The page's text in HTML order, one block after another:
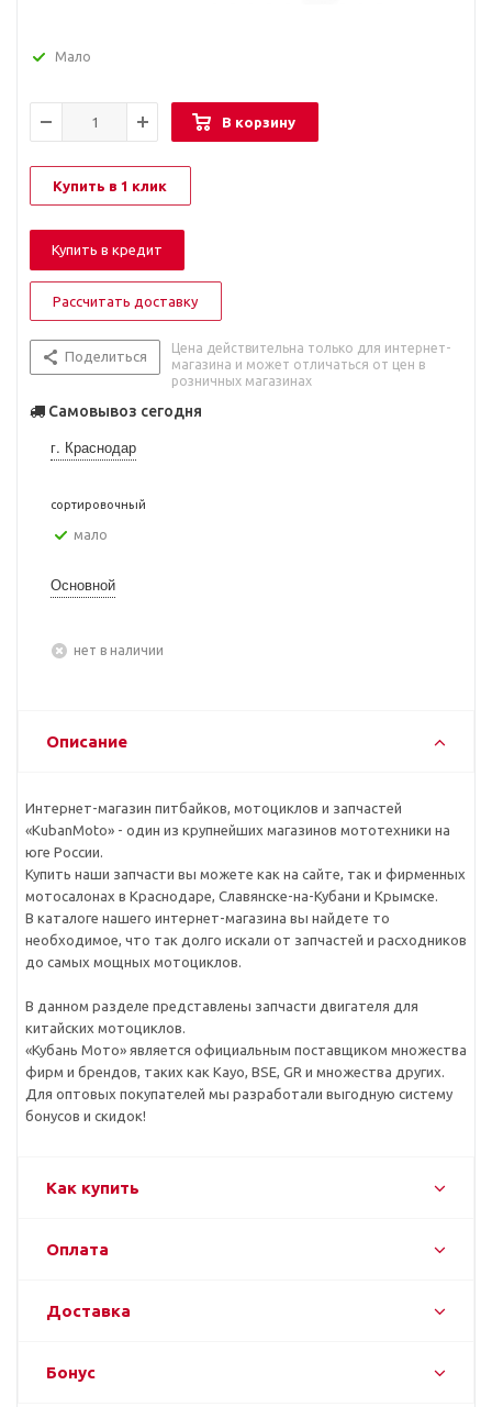
Мало
В корзину
Купить в 1 клик
Купить в кредит
Рассчитать доставку
Поделиться
Цена действительна только для интернет-
магазина и может отличаться от цен в
розничных магазинах
Самовывоз сегодня
г. Краснодар
сортировочный
Мало
Основной
Нет в наличии
Описание
Интернет-магазин питбайков, мотоциклов и запчастей
«KubanMoto» - один из крупнейших магазинов мототехники на
юге России.
Купить наши запчасти вы можете как на сайте, так и фирменных
мотосалонах в Краснодаре, Славянске-на-Кубани и Крымске.
В каталоге нашего интернет-магазина вы найдете то
необходимое, что так долго искали от запчастей и расходников
до самых мощных мотоциклов.
В данном разделе представлены запчасти двигателя для
китайских мотоциклов.
«Кубань Мото» является официальным поставщиком множества
фирм и брендов, таких как Kayo, BSE, GR и множества других.
Для оптовых покупателей мы разработали выгодную систему
бонусов и скидок!
Как купить
Оплата
Доставка
Бонус